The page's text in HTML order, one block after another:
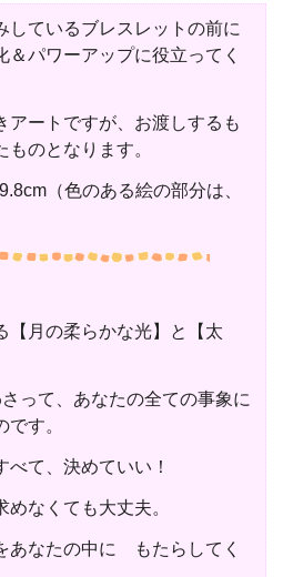
しているブレスレットの前に
パワーアップに役立ってく
ートですが、お渡しするも
のとなります。
（色のある絵の部分は、
【月の柔らかな光】と【太
って、あなたの全ての事象に
す。
べて、決めていい！
なくても大丈夫。
あなたの中に もたらしてく